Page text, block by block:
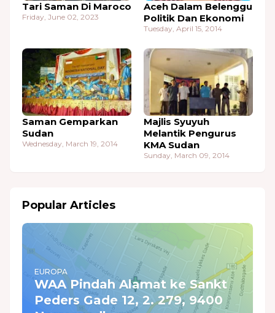
Tari Saman Di Maroco
Friday, June 02, 2023
Aceh Dalam Belenggu
Politik Dan Ekonomi
Tuesday, April 15, 2014
Saman Gemparkan
Sudan
Wednesday, March 19, 2014
Majlis Syuyuh
Melantik Pengurus
KMA Sudan
Sunday, March 09, 2014
Popular Articles
EUROPA
WAA Pindah Alamat ke Sankt
Peders Gade 12, 2. 279, 9400